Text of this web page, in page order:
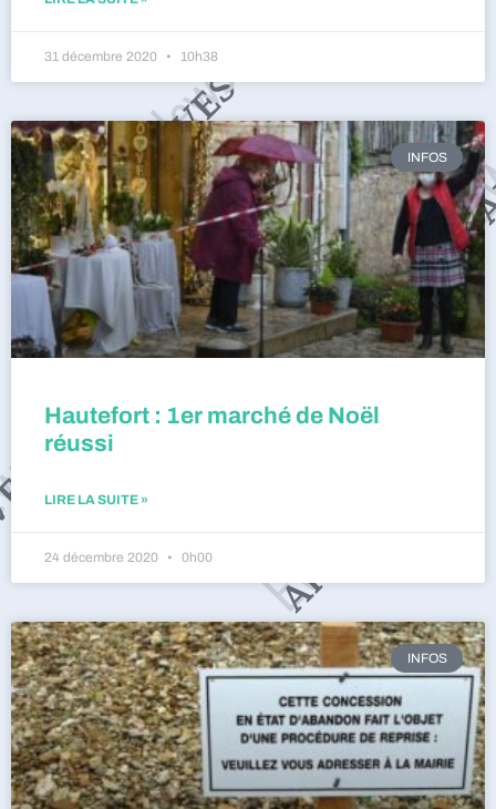
31 décembre 2020 10h38
INFOS
Hautefort : 1er marché de Noël
réussi
LIRE LA SUITE »
24 décembre 2020 0h00
INFOS